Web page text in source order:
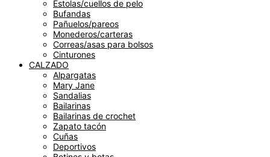
Estolas/cuellos de pelo
Bufandas
Pañuelos/pareos
Monederos/carteras
Correas/asas para bolsos
Cinturones
CALZADO
Alpargatas
Mary Jane
Sandalias
Bailarinas
Bailarinas de crochet
Zapato tacón
Cuñas
Deportivos